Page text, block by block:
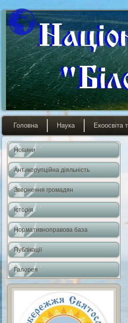
Головна Наука Екоосвіта
Новини
Антикорупційна діяльність
Звернення громадян
Історія
Нормативноправова база
Публікації
Галерея